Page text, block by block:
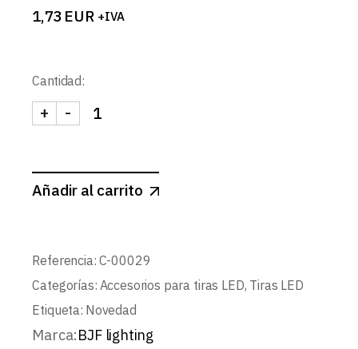
1,73 EUR +IVA
Cantidad:
CONECTOR UNION SMD 4PIN 10mm cantidad
-
+
Añadir al carrito
Referencia: C-00029
Categorías: Accesorios para tiras LED, Tiras LED
Etiqueta: Novedad
Marca:BJF lighting